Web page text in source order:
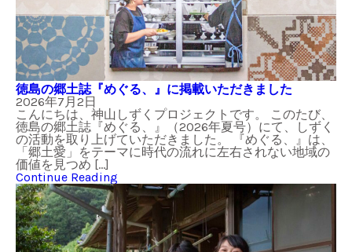
徳島の郷土誌『めぐる、』に掲載いただきました
2026年7月2日
こんにちは、神山しずくプロジェクトです。 このたび、
徳島の郷土誌『めぐる、』（2026年夏号）にて、しずく
の活動を取り上げていただきました。 『めぐる、』は、
「郷土愛」をテーマに時代の流れに左右されない地域の
価値を見つめ […]
Continue Reading